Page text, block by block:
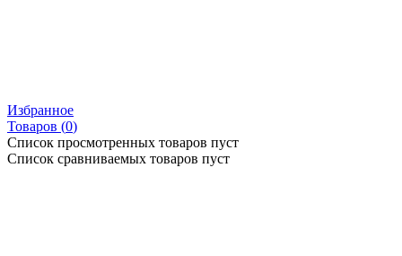
Избранное
Товаров (0)
Список просмотренных товаров пуст
Список сравниваемых товаров пуст